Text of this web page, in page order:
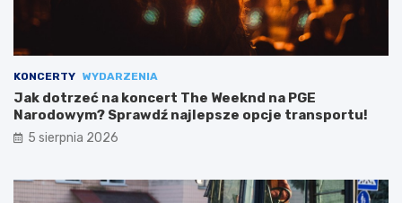
KONCERTY WYDARZENIA
Jak dotrzeć na koncert The Weeknd na PGE
Narodowym? Sprawdź najlepsze opcje transportu!
5 sierpnia 2026